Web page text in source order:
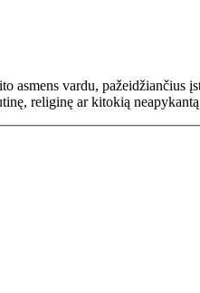
asmens vardu, pažeidžiančius
religinę ar kitokią